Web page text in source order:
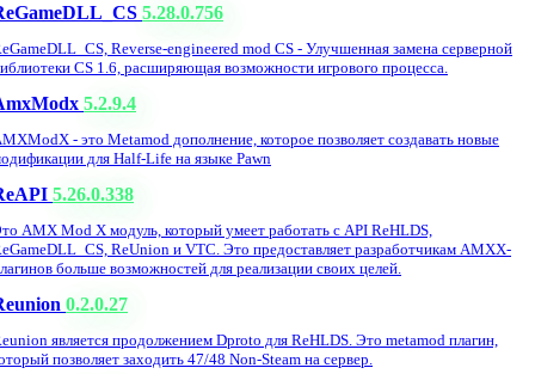
5.28.0.756
Reverse-engineered mod CS - Улучшенная замена серверной
CS 1.6, расширяющая возможности игрового процесса.
5.2.9.4
- это Metamod дополнение, которое позволяет создавать новые
для Half-Life на языке Pawn
5.26.0.338
AMX Mod X модуль, который умеет работать с API ReHLDS,
ReUnion и VTC. Это предоставляет разработчикам AMXX-
больше возможностей для реализации своих целей.
0.2.0.27
является продолжением Dproto для ReHLDS. Это metamod плагин,
позволяет заходить 47/48 Non-Steam на сервер.